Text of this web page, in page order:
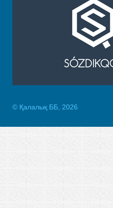
© Қалалық ББ, 2026